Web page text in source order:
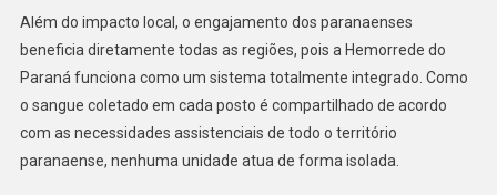
Além do impacto local, o engajamento dos paranaenses
beneficia diretamente todas as regiões, pois a Hemorrede do
Paraná funciona como um sistema totalmente integrado. Como
o sangue coletado em cada posto é compartilhado de acordo
com as necessidades assistenciais de todo o território
paranaense, nenhuma unidade atua de forma isolada.